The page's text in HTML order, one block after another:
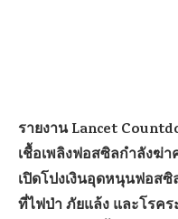
รายงาน Lancet
เชื้อเพลิงฟอสซิลกำลังฆ่
เปิดโปงเงินอุดหนุนฟอส
ที่ไฟป่า ภัยแล้ง และโรค